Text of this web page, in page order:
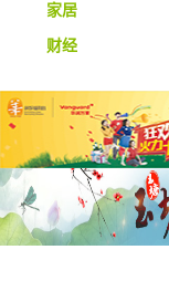
家居
财经